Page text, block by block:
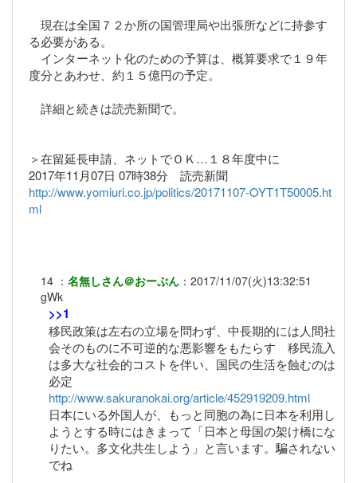
現在は全国７２か所の国管理局や出張所などに持参す
る必要がある。
インターネット化のための予算は、概算要求で１９年
度分とあわせ、約１５億円の予定。
詳細と続きは読売新聞で。
＞在留延長申請、ネットでＯＫ…１８年度中に
2017年11月07日 07時38分 読売新聞
http://www.yomiuri.co.jp/politics/20171107-OYT1T50005.ht
ml
14 ： 名無しさん＠おーぷん ： 2017/11/07(火)13:32:51
gWk
>>1
移民政策は左右の立場を問わず、中長期的には人間社
会そのものに不可逆的な悪影響をもたらす 移民流入
は多大な社会的コストを伴い、国民の生活を蝕むのは
必定
http://www.sakuranokai.org/article/452919209.html
日本にいる外国人が、もっと同胞の為に日本を利用し
ようとする時にはきまって「日本と母国の架け橋にな
りたい。多文化共生しよう」と言います。騙されない
でね